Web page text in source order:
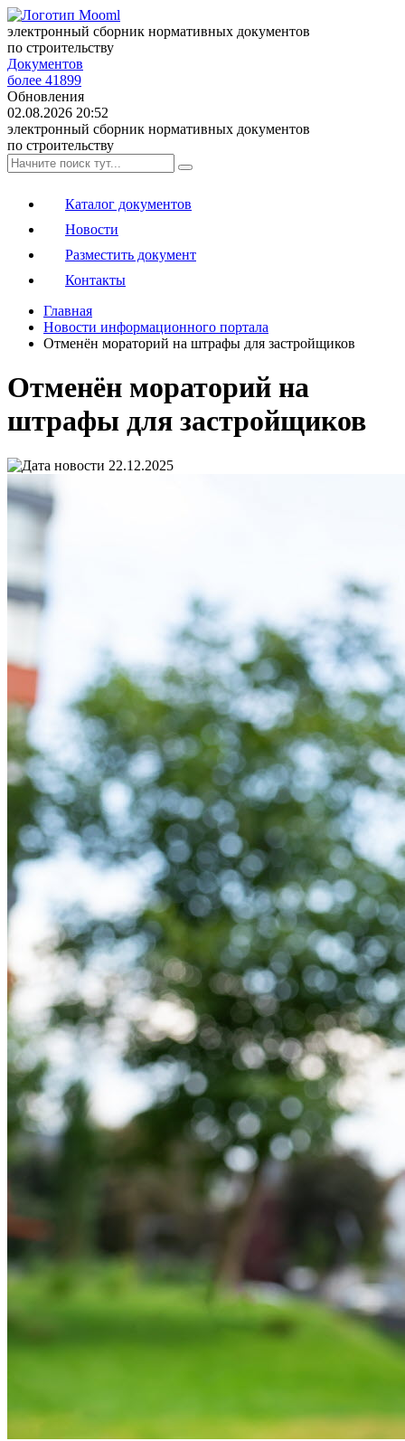
электронный сборник нормативных документов
по строительству
Документов
более 41899
Обновления
02.08.2026 20:52
электронный сборник нормативных документов
по строительству
Каталог документов
Новости
Разместить документ
Контакты
Главная
Новости информационного портала
Отменён мораторий на штрафы для застройщиков
Отменён мораторий на
штрафы для застройщиков
22.12.2025